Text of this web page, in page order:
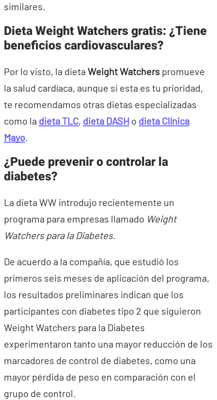
similares.
Dieta Weight Watchers gratis: ¿Tiene
beneficios cardiovasculares?
Por lo visto, la dieta Weight Watchers promueve
la salud cardíaca, aunque si esta es tu prioridad,
te recomendamos otras dietas especializadas
como la dieta TLC, dieta DASH o dieta Clínica
Mayo.
¿Puede prevenir o controlar la
diabetes?
La dieta WW introdujo recientemente un
programa para empresas llamado Weight
Watchers para la Diabetes.
De acuerdo a la compañía, que estudió los
primeros seis meses de aplicación del programa,
los resultados preliminares indican que los
participantes con diabetes tipo 2 que siguieron
Weight Watchers para la Diabetes
experimentaron tanto una mayor reducción de los
marcadores de control de diabetes, como una
mayor pérdida de peso en comparación con el
grupo de control.